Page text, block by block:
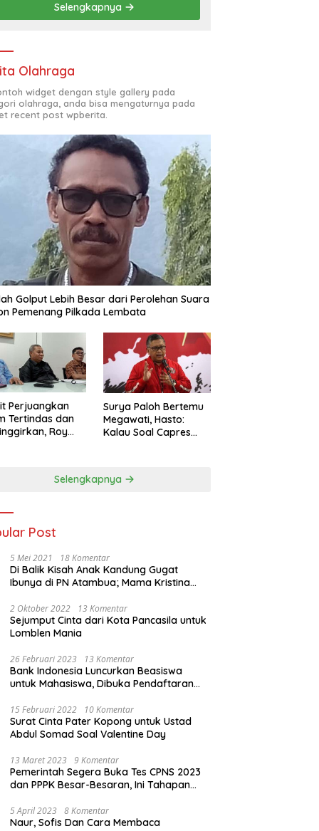
Selengkapnya
Olahraga
widget dengan style gallery pada
olahraga, anda bisa mengaturnya pada
recent post wpberita.
Golput Lebih Besar dari Perolehan Suara
Pemenang Pilkada Lembata
Perjuangkan
Tertindas dan
Roy
Surya Paloh Bertemu
Megawati, Hasto:
Kalau Soal Capres
Selengkapnya
Post
5 Mei 2021 18 Komentar
Di Balik Kisah Anak Kandung Gugat
Ibunya di PN Atambua; Mama Kristina
2 Oktober 2022 13 Komentar
Sejumput Cinta dari Kota Pancasila untuk
Lomblen Mania
26 Februari 2023 13 Komentar
Bank Indonesia Luncurkan Beasiswa
untuk Mahasiswa, Dibuka Pendaftaran
15 Februari 2022 10 Komentar
Surat Cinta Pater Kopong untuk Ustad
Abdul Somad Soal Valentine Day
13 Maret 2023 9 Komentar
Pemerintah Segera Buka Tes CPNS 2023
dan PPPK Besar-Besaran, Ini Tahapan
5 April 2023 8 Komentar
Naur, Sofis Dan Cara Membaca